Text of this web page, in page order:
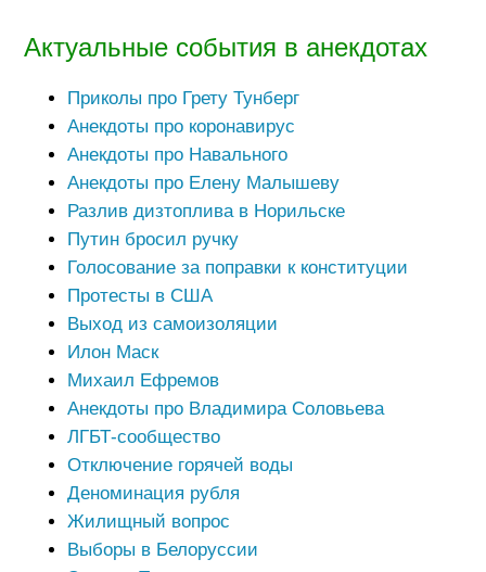
Актуальные события в анекдотах
Приколы про Грету Тунберг
Анекдоты про коронавирус
Анекдоты про Навального
Анекдоты про Елену Малышеву
Разлив дизтоплива в Норильске
Путин бросил ручку
Голосование за поправки к конституции
Протесты в США
Выход из самоизоляции
Илон Маск
Михаил Ефремов
Анекдоты про Владимира Соловьева
ЛГБТ-сообщество
Отключение горячей воды
Деноминация рубля
Жилищный вопрос
Выборы в Белоруссии